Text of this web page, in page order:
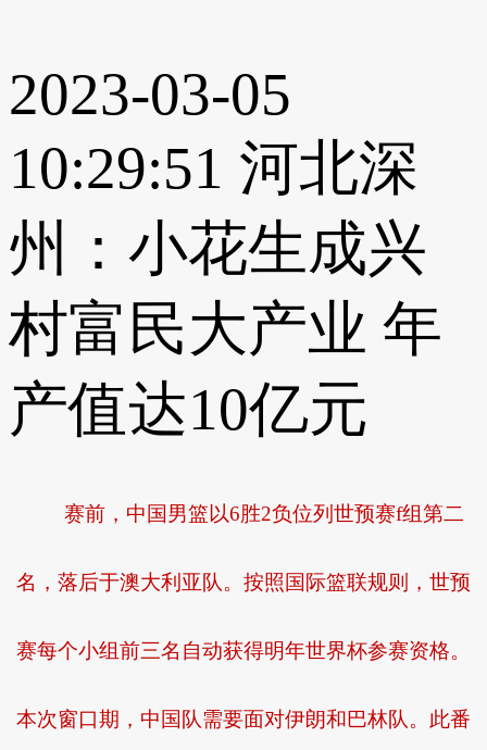
2023-03-05
10:29:51 河北深
州：小花生成兴
村富民大产业 年
产值达10亿元
赛前，中国男篮以6胜2负位列世预赛f组第二
名，落后于澳大利亚队。按照国际篮联规则，世预
赛每个小组前三名自动获得明年世界杯参赛资格。
本次窗口期，中国队需要面对伊朗和巴林队。此番